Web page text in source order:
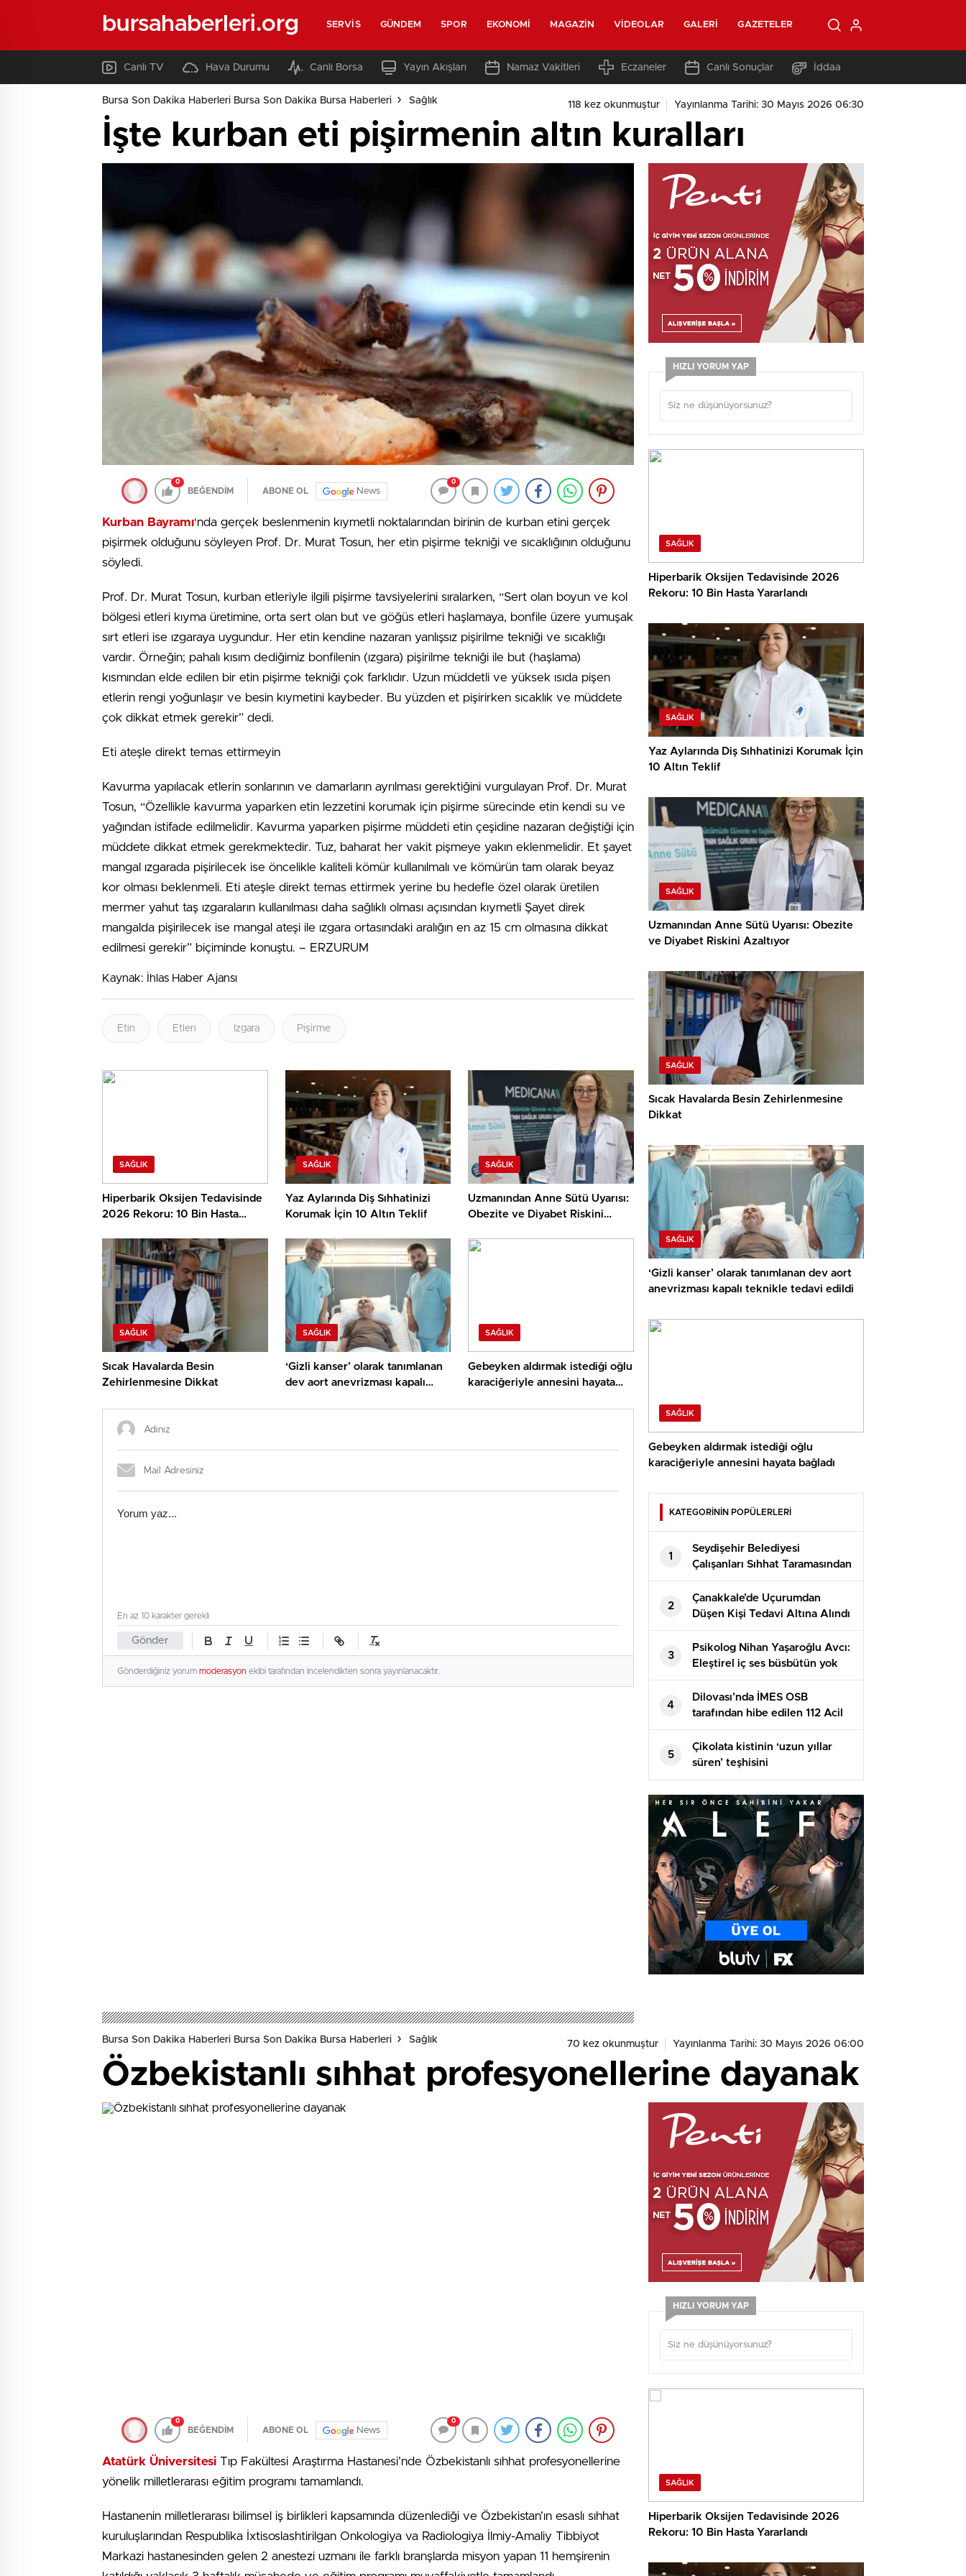
bursahaberleri.org SERVIS GÜNDEM SPOR EKONOMI MAGAZIN VIDEOLAR GALERI GAZETELER
Canlı TV Hava Durumu Canlı Borsa Yayın Akışları Namaz Vakitleri Eczaneler Canlı Sonuçlar İddaa
Bursa Son Dakika Haberleri Bursa Son Dakika Bursa Haberleri Sağlık 118 kez okunmuştur Yayınlanma Tarihi: 30 Mayıs 2026 06:30
İşte kurban eti pişirmenin altın kuralları
0
BEĞENDİM ABONE OL News
0
Kurban Bayramı‘nda gerçek beslenmenin kıymetli noktalarından birinin de kurban etini gerçek
pişirmek olduğunu söyleyen Prof. Dr. Murat Tosun, her etin pişirme tekniği ve sıcaklığının olduğunu
söyledi.
Prof. Dr. Murat Tosun, kurban etleriyle ilgili pişirme tavsiyelerini sıralarken, “Sert olan boyun ve kol
bölgesi etleri kıyma üretimine, orta sert olan but ve göğüs etleri haşlamaya, bonfile üzere yumuşak
sırt etleri ise ızgaraya uygundur. Her etin kendine nazaran yanlışsız pişirilme tekniği ve sıcaklığı
vardır. Örneğin; pahalı kısım dediğimiz bonfilenin (ızgara) pişirilme tekniği ile but (haşlama)
kısmından elde edilen bir etin pişirme tekniği çok farklıdır. Uzun müddetli ve yüksek ısıda pişen
etlerin rengi yoğunlaşır ve besin kıymetini kaybeder. Bu yüzden et pişirirken sıcaklık ve müddete
çok dikkat etmek gerekir” dedi.
Eti ateşle direkt temas ettirmeyin
Kavurma yapılacak etlerin sonlarının ve damarların ayrılması gerektiğini vurgulayan Prof. Dr. Murat
Tosun, “Özellikle kavurma yaparken etin lezzetini korumak için pişirme sürecinde etin kendi su ve
yağından istifade edilmelidir. Kavurma yaparken pişirme müddeti etin çeşidine nazaran değiştiği için
müddete dikkat etmek gerekmektedir. Tuz, baharat her vakit pişmeye yakın eklenmelidir. Et şayet
mangal ızgarada pişirilecek ise öncelikle kaliteli kömür kullanılmalı ve kömürün tam olarak beyaz
kor olması beklenmeli. Eti ateşle direkt temas ettirmek yerine bu hedefle özel olarak üretilen
mermer yahut taş ızgaraların kullanılması daha sağlıklı olması açısından kıymetli Şayet direk
mangalda pişirilecek ise mangal ateşi ile ızgara ortasındaki aralığın en az 15 cm olmasına dikkat
edilmesi gerekir” biçiminde konuştu. – ERZURUM
Kaynak: İhlas Haber Ajansı
Etin Etleri Izgara Pişirme
SAĞLIK
Hiperbarik Oksijen Tedavisinde
2026 Rekoru: 10 Bin Hasta
SAĞLIK
Yaz Aylarında Diş Sıhhatinizi
Korumak İçin 10 Altın Teklif
SAĞLIK
Uzmanından Anne Sütü Uyarısı:
Obezite ve Diyabet Riskini
SAĞLIK
Sıcak Havalarda Besin
Zehirlenmesine Dikkat
SAĞLIK
‘Gizli kanser’ olarak tanımlanan
dev aort anevrizması kapalı
SAĞLIK
Gebeyken aldırmak istediği oğlu
karaciğeriyle annesini hayata
Gönder
En az 10 karakter gerekli
Gönderdiğiniz yorum moderasyon ekibi tarafından incelendikten sonra yayınlanacaktır.
HIZLI YORUM YAP
SAĞLIK
Hiperbarik Oksijen Tedavisinde 2026
Rekoru: 10 Bin Hasta Yararlandı
SAĞLIK
Yaz Aylarında Diş Sıhhatinizi Korumak İçin
10 Altın Teklif
SAĞLIK
Uzmanından Anne Sütü Uyarısı: Obezite
ve Diyabet Riskini Azaltıyor
SAĞLIK
Sıcak Havalarda Besin Zehirlenmesine
Dikkat
SAĞLIK
‘Gizli kanser’ olarak tanımlanan dev aort
anevrizması kapalı teknikle tedavi edildi
SAĞLIK
Gebeyken aldırmak istediği oğlu
karaciğeriyle annesini hayata bağladı
KATEGORİNİN POPÜLERLERİ
1
Seydişehir Belediyesi
Çalışanları Sıhhat Taramasından
Geçti
2
Çanakkale’de Uçurumdan
Düşen Kişi Tedavi Altına Alındı
3
Psikolog Nihan Yaşaroğlu Avcı:
Eleştirel iç ses büsbütün yok
edilemez
4
Dilovası’nda İMES OSB
tarafından hibe edilen 112 Acil
Sıhhat Hizmetleri İstasyonu
açıldı
5
Çikolata kistinin ‘uzun yıllar
süren’ teşhisini
hızlandırabilecek buluş
Bursa Son Dakika Haberleri Bursa Son Dakika Bursa Haberleri Sağlık 70 kez okunmuştur Yayınlanma Tarihi: 30 Mayıs 2026 06:00
Özbekistanlı sıhhat profesyonellerine dayanak
0
BEĞENDİM ABONE OL News
0
Atatürk Üniversitesi Tıp Fakültesi Araştırma Hastanesi’nde Özbekistanlı sıhhat profesyonellerine
yönelik milletlerarası eğitim programı tamamlandı.
Hastanenin milletlerarası bilimsel iş birlikleri kapsamında düzenlediği ve Özbekistan’ın esaslı sıhhat
kuruluşlarından Respublika İxtisoslashtirilgan Onkologiya va Radiologiya İlmiy-Amaliy Tibbiyot
Markazi hastanesinden gelen 2 anestezi uzmanı ile farklı branşlarda misyon yapan 11 hemşirenin
HIZLI YORUM YAP
SAĞLIK
Hiperbarik Oksijen Tedavisinde 2026
Rekoru: 10 Bin Hasta Yararlandı